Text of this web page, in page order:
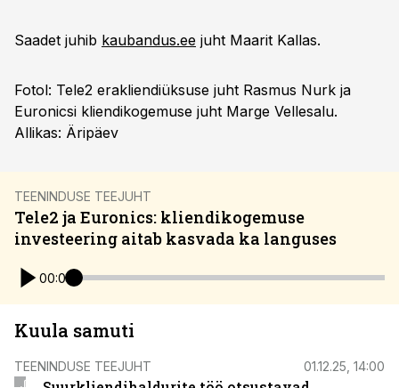
Saadet juhib kaubandus.ee juht Maarit Kallas.
Fotol: Tele2 erakliendiüksuse juht Rasmus Nurk ja
Euronicsi kliendikogemuse juht Marge Vellesalu.
Allikas: Äripäev
TEENINDUSE TEEJUHT
Tele2 ja Euronics: kliendikogemuse
investeering aitab kasvada ka languses
00:00
Kuula samuti
TEENINDUSE TEEJUHT 01.12.25, 14:00